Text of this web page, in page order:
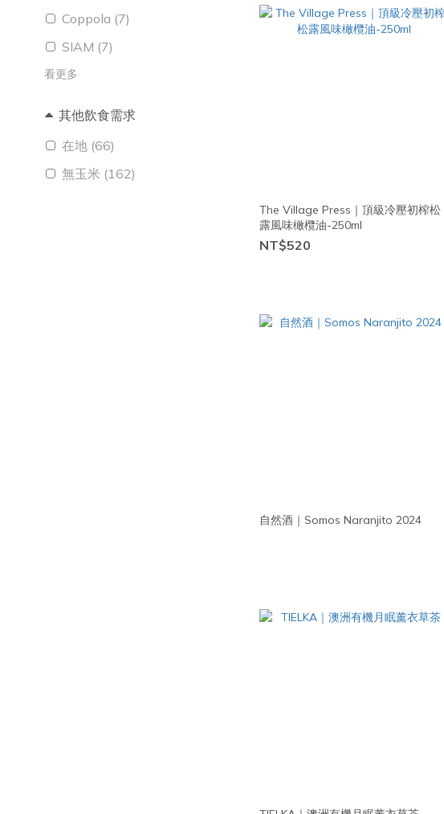
Coppola (7)
SIAM (7)
看更多
其他飲食需求
在地 (66)
無玉米 (162)
The Village Press｜頂級冷壓初榨松
露風味橄欖油-250ml
NT$520
自然酒｜Somos Naranjito 2024